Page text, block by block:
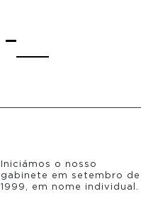
Iniciámos o nosso
gabinete em setembro de
1999, em nome individual.